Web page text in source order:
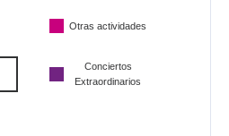
Otras actividades
Conciertos
Extraordinarios